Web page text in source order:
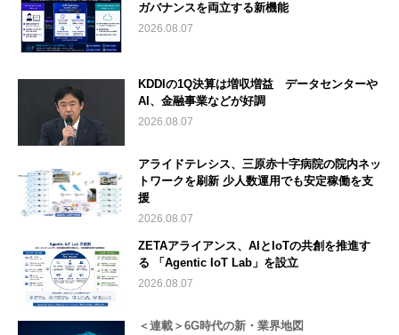
ガバナンスを両立する新機能
2026.08.07
KDDIの1Q決算は増収増益 データセンターや
AI、金融事業などが好調
2026.08.07
アライドテレシス、三原赤十字病院の院内ネッ
トワークを刷新 少人数運用でも安定稼働を支
援
2026.08.07
ZETAアライアンス、AIとIoTの共創を推進す
る 「Agentic IoT Lab」を設立
2026.08.07
＜連載＞6G時代の新・業界地図